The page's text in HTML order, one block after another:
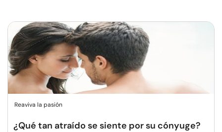
Reaviva la pasión
¿Qué tan atraído se siente por su cónyuge?